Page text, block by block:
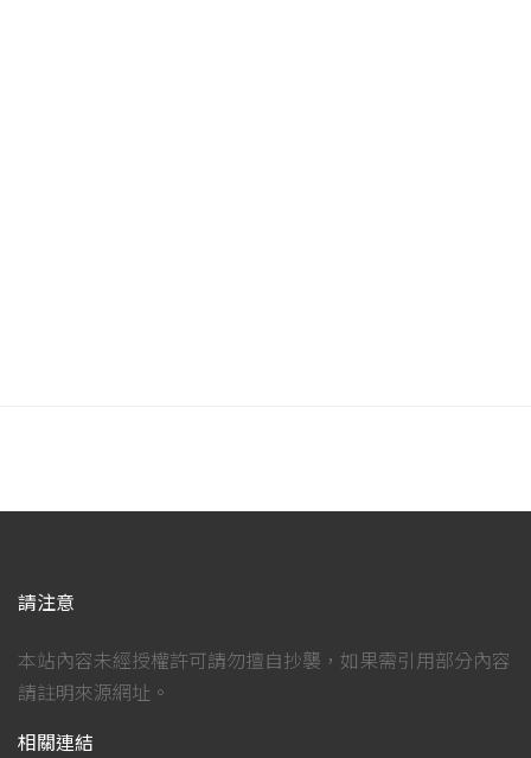
請注意
本站內容未經授權許可請勿擅自抄襲，如果需引用部分內容
請註明來源網址。
相關連結